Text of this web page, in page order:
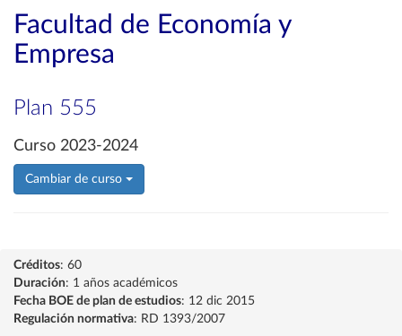
Facultad de Economía y
Empresa
Plan 555
Curso 2023-2024
Cambiar de curso
Créditos: 60
Duración: 1 años académicos
Fecha BOE de plan de estudios: 12 dic 2015
Regulación normativa: RD 1393/2007